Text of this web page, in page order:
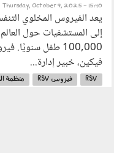
Thursday, October 9, 2025 - 15:40
إلى المستشفيات حول
100,000 طفل
فيكين، خبير إدارة...
RSV فيروس RSV منظمة